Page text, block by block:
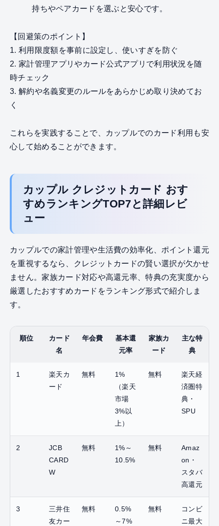
持ちやペアカードを選ぶと安心です。
【回避策のポイント】
1. 利用限度額を事前に設定し、使いすぎを防ぐ
2. 家計管理アプリやカード公式アプリで利用状況を随
時チェック
3. 解約や名義変更のルールをあらかじめ取り決めてお
く
これらを実践することで、カップルでのカード利用も安
心して始めることができます。
カップル クレジットカード おす
すめランキングTOP7と詳細レビ
ュー
カップルでの家計管理や生活費の効率化、ポイント還元
を重視するなら、クレジットカードの賢い選択が欠かせ
ません。家族カード対応や高還元率、特典の充実度から
厳選したおすすめカードをランキング形式で紹介しま
す。
順位
カード
名
年会費
基本還
元率
家族カ
ード
主な特
典
1
楽天カ
ード
無料
1%
（楽天
市場
3%以
上）
無料
楽天経
済圏特
典・
SPU
2
JCB
CARD
W
無料
1%～
10.5%
無料
Amaz
on・
スタバ
高還元
3
三井住
友カー
無料
0.5%
～7%
無料
コンビ
ニ最大